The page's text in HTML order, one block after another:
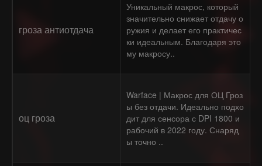
гроза антиотдача
Уникальный макрос, который
значительно снижает отдачу о
ружия и делает его практичес
ки идеальным. Благодаря это
му макросу..
оц гроза
Warface | Макрос для ОЦ Гроз
ы без отдачи. Идеально подхо
дит для сенсора с DPI 1800 и
рабочий в 2022 году. Снаряд
ы точно ..